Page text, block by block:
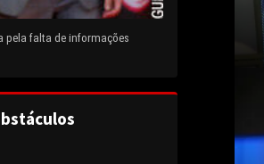
pela falta de informações